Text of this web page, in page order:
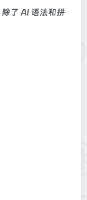
除了 AI 语法和拼